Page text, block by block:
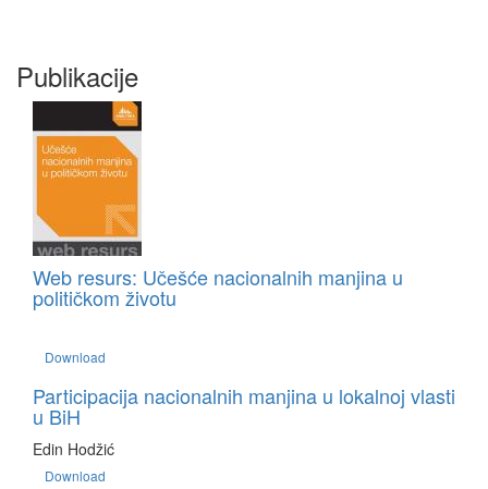
Publikacije
Web resurs: Učešće nacionalnih manjina u
političkom životu
Download
Participacija nacionalnih manjina u lokalnoj vlasti
u BiH
Edin Hodžić
Download